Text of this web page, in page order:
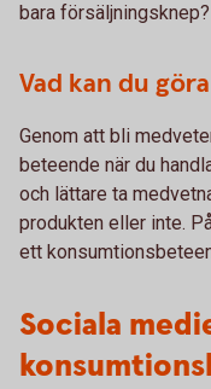
bara försäljningsknep?
Vad kan du
Genom att bli
beteende när du
och lättare ta
produkten eller inte.
ett
Sociala